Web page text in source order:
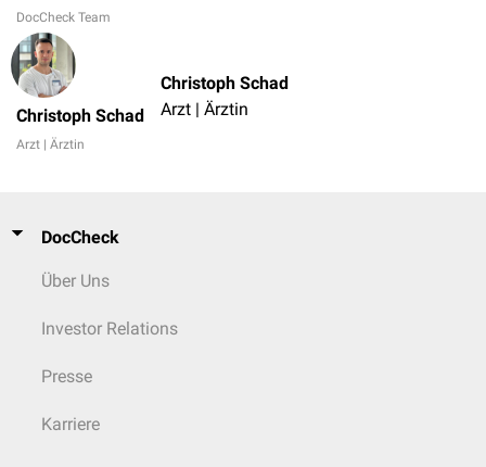
DocCheck Team
Christoph Schad
Arzt | Ärztin
Christoph Schad
Arzt | Ärztin
DocCheck
Über Uns
Investor Relations
Presse
Karriere